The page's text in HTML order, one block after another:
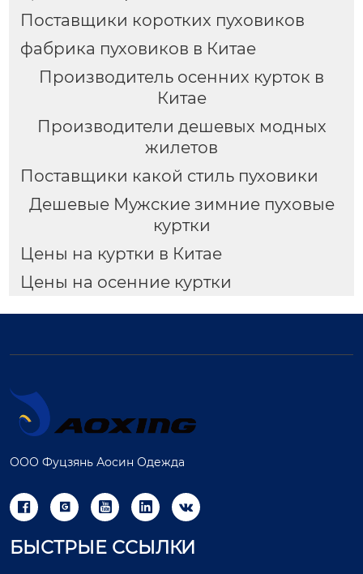
Поставщики коротких пуховиков
фабрика пуховиков в Китае
Производитель осенних курток в
Китае
Производители дешевых модных
жилетов
Поставщики какой стиль пуховики
Дешевые Мужские зимние пуховые
куртки
Цены на куртки в Китае
Цены на осенние куртки
ООО Фуцзянь Аосин Одежда
    
БЫСТРЫЕ ССЫЛКИ